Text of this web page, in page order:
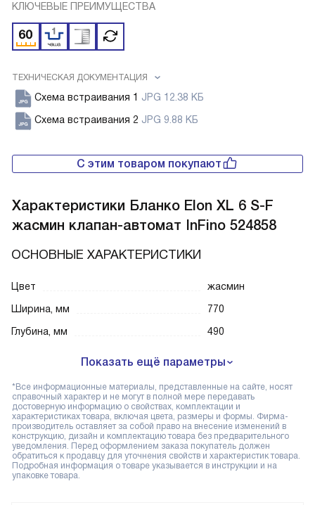
КЛЮЧЕВЫЕ ПРЕИМУЩЕСТВА
ТЕХНИЧЕСКАЯ ДОКУМЕНТАЦИЯ
Схема встраивания 1 JPG 12.38 КБ
Схема встраивания 2 JPG 9.88 КБ
С этим товаром покупают
Характеристики Бланко Elon XL 6 S-F
жасмин клапан-автомат InFino 524858
ОСНОВНЫЕ ХАРАКТЕРИСТИКИ
Цвет
жасмин
Ширина, мм
770
Глубина, мм
490
Показать ещё параметры
*Все информационные материалы, представленные на сайте, носят
справочный характер и не могут в полной мере передавать
достоверную информацию о свойствах, комплектации и
характеристиках товара, включая цвета, размеры и формы. Фирма-
производитель оставляет за собой право на внесение изменений в
конструкцию, дизайн и комплектацию товара без предварительного
уведомления. Перед оформлением заказа покупатель должен
обратиться к продавцу для уточнения свойств и характеристик товара.
Подробная информация о товаре указывается в инструкции и на
упаковке товара.